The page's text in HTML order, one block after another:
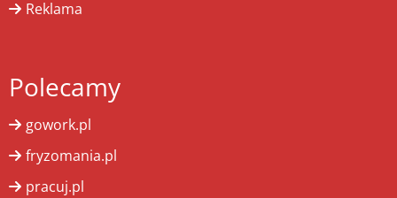
Reklama
Polecamy
gowork.pl
fryzomania.pl
pracuj.pl